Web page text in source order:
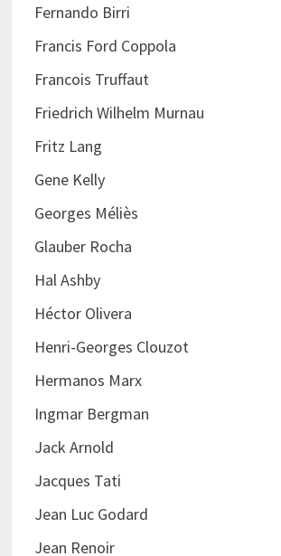
Fernando Birri
Francis Ford Coppola
Francois Truffaut
Friedrich Wilhelm Murnau
Fritz Lang
Gene Kelly
Georges Méliès
Glauber Rocha
Hal Ashby
Héctor Olivera
Henri-Georges Clouzot
Hermanos Marx
Ingmar Bergman
Jack Arnold
Jacques Tati
Jean Luc Godard
Jean Renoir